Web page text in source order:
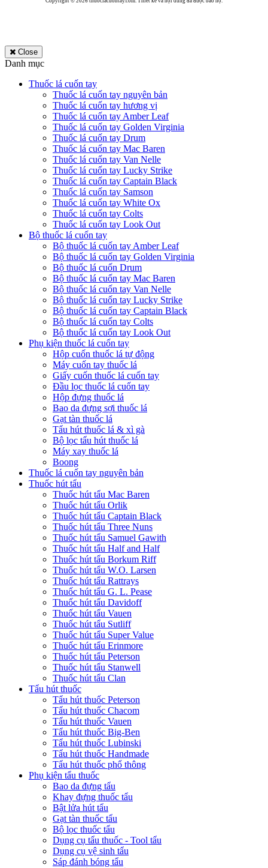
Close
Danh mục
Thuốc lá cuốn tay
Thuốc lá cuốn tay nguyên bản
Thuốc lá cuốn tay hương vị
Thuốc lá cuốn tay Amber Leaf
Thuốc lá cuốn tay Golden Virginia
Thuốc lá cuốn tay Drum
Thuốc lá cuốn tay Mac Baren
Thuốc lá cuốn tay Van Nelle
Thuốc lá cuốn tay Lucky Strike
Thuốc lá cuốn tay Captain Black
Thuốc lá cuốn tay Samson
Thuốc lá cuốn tay White Ox
Thuốc lá cuốn tay Colts
Thuốc lá cuốn tay Look Out
Bộ thuốc lá cuốn tay
Bộ thuốc lá cuốn tay Amber Leaf
Bộ thuốc lá cuốn tay Golden Virginia
Bộ thuốc lá cuốn Drum
Bộ thuốc lá cuốn tay Mac Baren
Bộ thuốc lá cuốn tay Van Nelle
Bộ thuốc lá cuốn tay Lucky Strike
Bộ thuốc lá cuốn tay Captain Black
Bộ thuốc lá cuốn tay Colts
Bộ thuốc lá cuốn tay Look Out
Phụ kiện thuốc lá cuốn tay
Hộp cuốn thuốc lá tự động
Máy cuốn tay thuốc lá
Giấy cuốn thuốc lá cuốn tay
Đầu lọc thuốc lá cuốn tay
Hộp đựng thuốc lá
Bao da đựng sợi thuốc lá
Gạt tàn thuốc lá
Tẩu hút thuốc lá & xì gà
Bộ lọc tẩu hút thuốc lá
Máy xay thuốc lá
Boong
Thuốc lá cuốn tay nguyên bản
Thuốc hút tẩu
Thuốc hút tẩu Mac Baren
Thuốc hút tẩu Orlik
Thuốc hút tẩu Captain Black
Thuốc hút tẩu Three Nuns
Thuốc hút tẩu Samuel Gawith
Thuốc hút tẩu Half and Half
Thuốc hút tẩu Borkum Riff
Thuốc hút tẩu W.O. Larsen
Thuốc hút tẩu Rattrays
Thuốc hút tẩu G. L. Pease
Thuốc hút tẩu Davidoff
Thuốc hút tẩu Vauen
Thuốc hút tẩu Sutliff
Thuốc hút tẩu Super Value
Thuốc hút tẩu Erinmore
Thuốc hút tẩu Peterson
Thuốc hút tẩu Stanwell
Thuốc hút tẩu Clan
Tẩu hút thuốc
Tẩu hút thuốc Peterson
Tẩu hút thuốc Chacom
Tẩu hút thuốc Vauen
Tẩu hút thuốc Big-Ben
Tẩu hút thuốc Lubinski
Tẩu hút thuốc Handmade
Tẩu hút thuốc phổ thông
Phụ kiện tẩu thuốc
Bao da đựng tẩu
Khay đựng thuốc tẩu
Bật lửa hút tẩu
Gạt tàn thuốc tẩu
Bộ lọc thuốc tẩu
Dụng cụ tẩu thuốc - Tool tẩu
Dụng cụ vệ sinh tẩu
Sáp đánh bóng tẩu